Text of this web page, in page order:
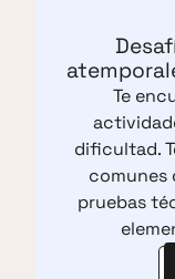
Te
dificultad.
comunes
pruebas